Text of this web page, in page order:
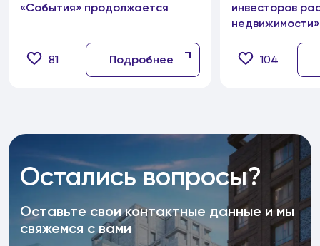
«События» продолжается
81 Подробнее
инвесторов
недвижимости»
104
Остались вопросы?
Оставьте свои контактные данные и мы
свяжемся с вами